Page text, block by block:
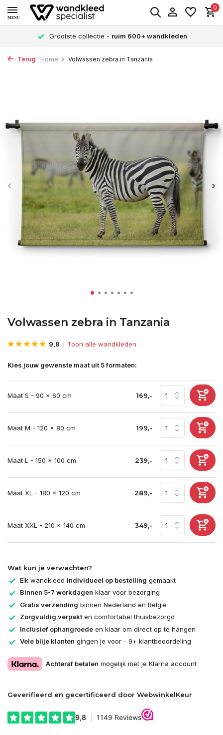
MENU
0
Grootste collectie - ruim 600+ wandkleden
Terug Home Volwassen zebra in Tanzania
Volwassen zebra in Tanzania
9,8 Toon alle wandkleden
Kies jouw gewenste maat uit 5 formaten:
Maat S - 90 x 60 cm 169,-
Maat M - 120 x 80 cm 199,-
Maat L - 150 x 100 cm 239,-
Maat XL - 180 x 120 cm 289,-
Maat XXL - 210 x 140 cm 349,-
Wat kun je verwachten?
Elk wandkleed individueel op bestelling gemaakt
Binnen 5-7 werkdagen klaar voor bezorging
Gratis verzending binnen Nederland en België
Zorgvuldig verpakten comfortabel thuisbezorgd
Inclusief ophangroede en klaar om direct op te hangen
Vele blije klanten gingen je voor - 9+ klantbeoordeling
Achteraf betalen mogelijk met je Klarna account
Geverifieerd en gecertificeerd door WebwinkelKeur